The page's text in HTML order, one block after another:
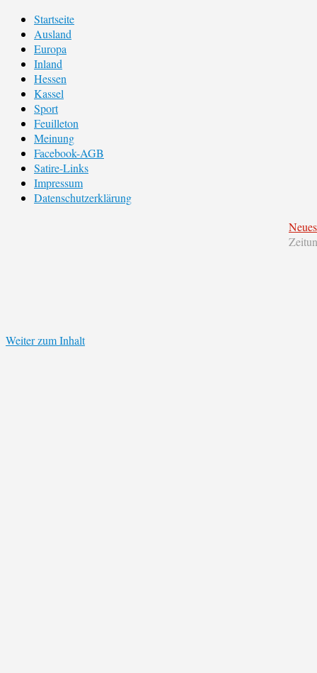
Startseite
Ausland
Europa
Inland
Hessen
Kassel
Sport
Feuilleton
Meinung
Facebook-AGB
Satire-Links
Impressum
Datenschutzerklärung
Weiter zum Inhalt